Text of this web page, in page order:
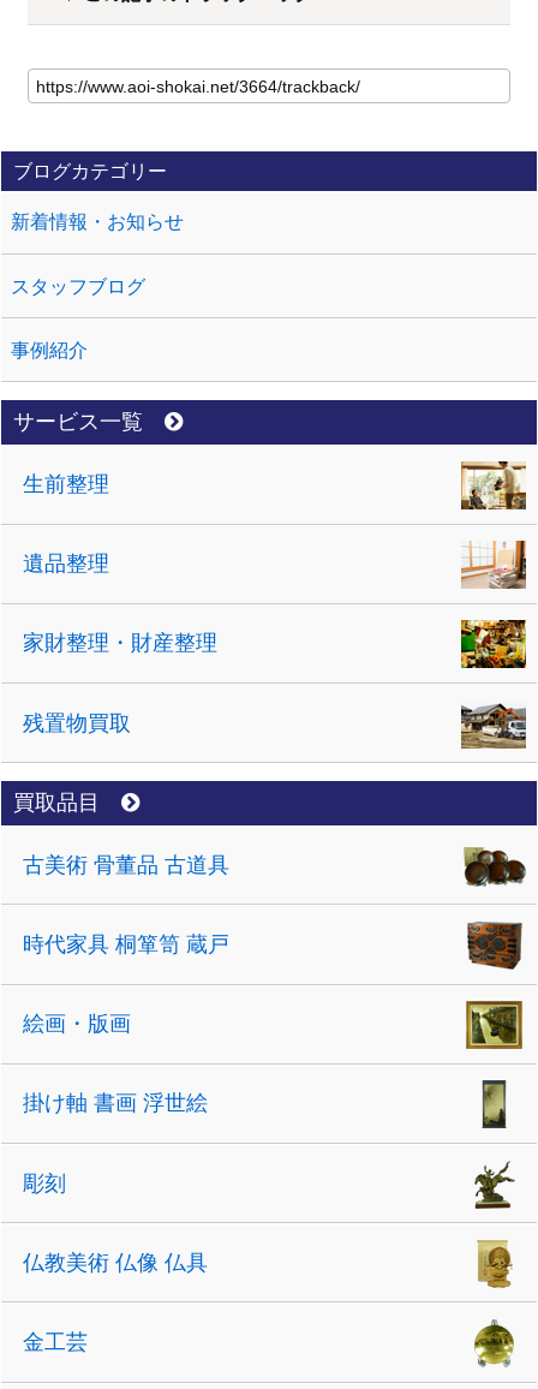
ブログカテゴリー
新着情報・お知らせ
スタッフブログ
事例紹介
サービス一覧
生前整理
遺品整理
家財整理・財産整理
残置物買取
買取品目
古美術 骨董品 古道具
時代家具 桐箪笥 蔵戸
絵画・版画
掛け軸 書画 浮世絵
彫刻
仏教美術 仏像 仏具
金工芸